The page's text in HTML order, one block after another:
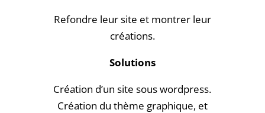
Refondre leur site et montrer leur
créations.
Solutions
Création d’un site sous wordpress.
Création du thème graphique, et